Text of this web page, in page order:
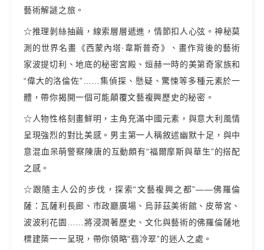
藝術解謎之旅。
☆推理剝絲抽繭，線索層層遞進，情節扣人心弦。神秘莫
測的世界名畫《西蒙內塔·韋斯普奇》、畫作背後的藝術
家波提切利、地底的秘密宮殿、烜赫一時的美第奇家族和
“偉大的洛倫佐”……集偵探、懸疑、驚悚等多種元素於一
體，帶你揭開一個可能顛覆文藝複興歷史的秘密。
☆人物性格刻畫鮮明，主角充滿中國元素，與意大利風情
呈現強烈的對比美感。男主第一人稱敘述幽默十足，與中
意混血呆萌警察陳唐的互動頗有“福爾摩斯與華生”的搭配
之感。
☆跟隨主人公的步伐，探索“文藝複興之都”——佛羅倫
薩：瓦薩利長廊、市政廳廣場、烏菲茲美術館、皮蒂宮、
波波利花園……將浸潤著歷史、文化與藝術的佛羅倫薩地
標建築一一呈現，帶你領略“翡冷翠”的迷人之處。